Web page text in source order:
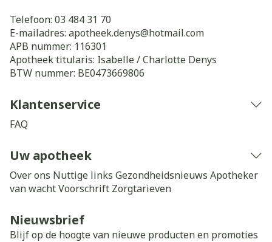
Telefoon: 03 484 31 70
E-mailadres: apotheek.denys@hotmail.com
APB nummer: 116301
Apotheek titularis: Isabelle / Charlotte Denys
BTW nummer: BE0473669806
Klantenservice
FAQ
Uw apotheek
Over ons Nuttige links Gezondheidsnieuws Apotheker
van wachtVoorschrift Zorgtarieven
Nieuwsbrief
Blijf op de hoogte van nieuwe producten en promoties